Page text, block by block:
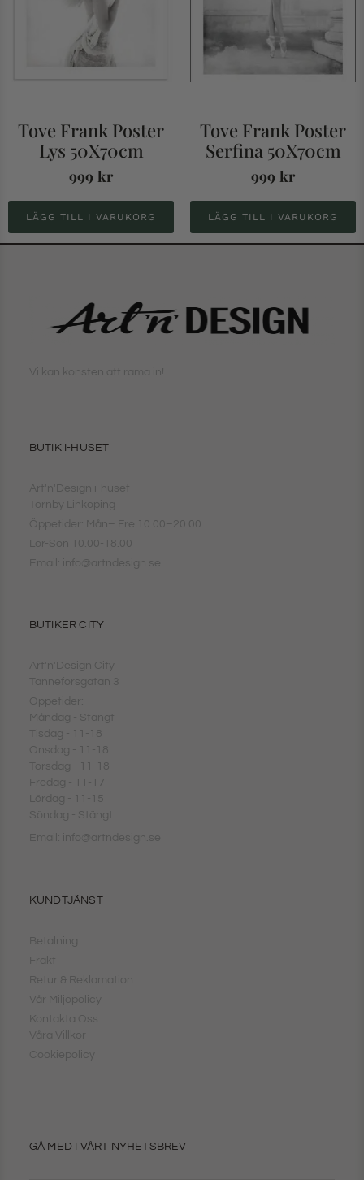
Tove Frank Poster
Lys 50X70cm
999 kr
LÄGG TILL I VARUKORG
Tove Frank Poster
Serfina 50X70cm
999 kr
LÄGG TILL I VARUKORG
Vi kan konsten att rama in!
BUTIK I-HUSET
Art'n'Design i-huset
Tornby Linköping
Öppetider: Mån– Fre 10.00–20.00
Lör-Sön 10.00-18.00
Email: info@artndesign.se
BUTIKER CITY
Art'n'Design City
Tanneforsgatan 3
Öppetider:
Måndag - Stängt
Tisdag - 11-18
Onsdag - 11-18
Torsdag - 11-18
Fredag - 11-17
Lördag - 11-15
Söndag - Stängt
Email: info@artndesign.se
KUNDTJÄNST
Betalning
Frakt
Retur & Reklamation
Vår Miljöpolicy
Kontakta Oss
Våra Villkor
Cookiepolicy
GÅ MED I VÅRT NYHETSBREV